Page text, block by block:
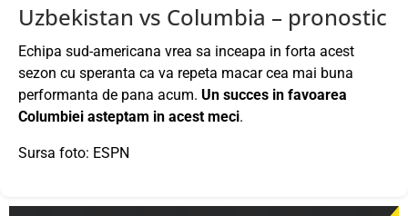
Uzbekistan vs Columbia – pronostic
Echipa sud-americana vrea sa inceapa in forta acest
sezon cu speranta ca va repeta macar cea mai buna
performanta de pana acum. Un succes in favoarea
Columbiei asteptam in acest meci.
Sursa foto: ESPN